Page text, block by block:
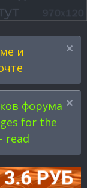
и
форума
for the
read